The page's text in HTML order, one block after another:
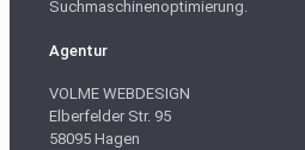
Suchmaschinenoptimierung.
Agentur
VOLME WEBDESIGN
Elberfelder Str. 95
58095 Hagen